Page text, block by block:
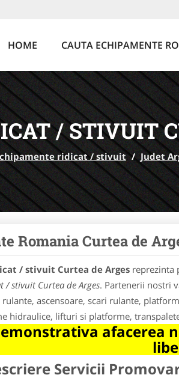
HOME CAUTA ECHIPAMENTE
/ STIVUIT
ridicat / stivuit / Judet
Romania Curtea de
/ stivuit Curtea de Argesreprezinta
/ stivuit Curtea de Arges. Partenerii nostri
ascensoare, scari rulante,
hidraulice, lifturi si platforme,
afacerea
Servicii